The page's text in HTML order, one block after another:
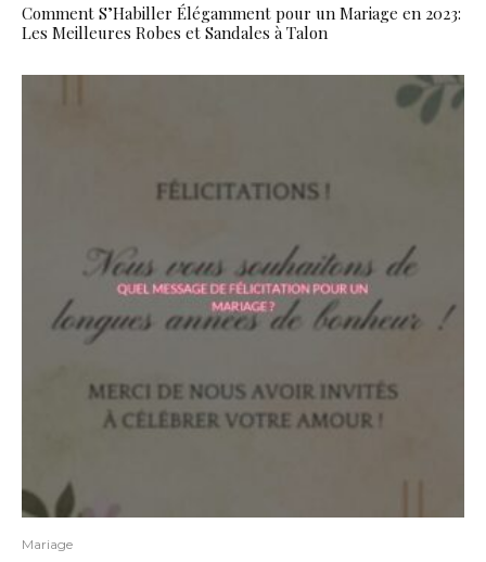
Comment S’Habiller Élégamment pour un Mariage en 2023:
Les Meilleures Robes et Sandales à Talon
Mariage